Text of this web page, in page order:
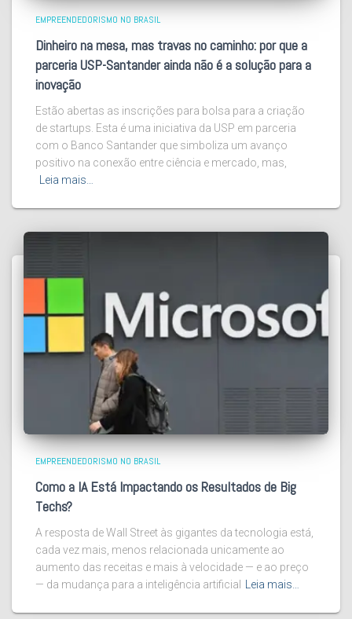
EMPREENDEDORISMO NO BRASIL
Dinheiro na mesa, mas travas no caminho: por que a
parceria USP-Santander ainda não é a solução para a
inovação
Estão abertas as inscrições para bolsa para a criação
de startups. Esta é uma iniciativa da USP em parceria
com o Banco Santander que simboliza um avanço
positivo na conexão entre ciência e mercado, mas,
Leia mais…
EMPREENDEDORISMO NO BRASIL
Como a IA Está Impactando os Resultados de Big
Techs?
A resposta de Wall Street às gigantes da tecnologia está,
cada vez mais, menos relacionada unicamente ao
aumento das receitas e mais à velocidade — e ao preço
— da mudança para a inteligência artificial
Leia mais…